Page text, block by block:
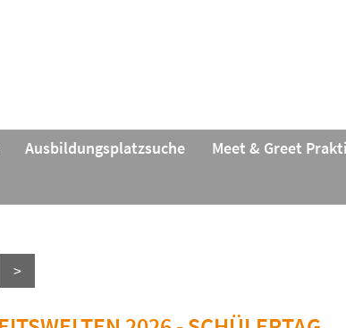
Ausbildungsplatzsuche Meet & Greet
>